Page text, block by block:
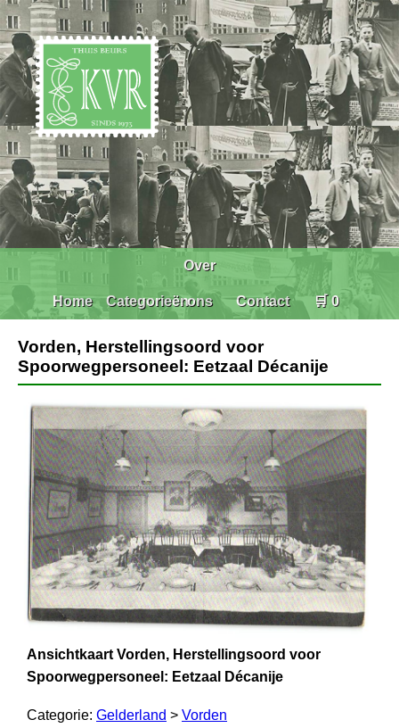
Home Categorieën
Over
ons Contact 🛒 0
Vorden, Herstellingsoord voor
Spoorwegpersoneel: Eetzaal Décanije
Ansichtkaart Vorden, Herstellingsoord voor
Spoorwegpersoneel: Eetzaal Décanije
Categorie: Gelderland > Vorden